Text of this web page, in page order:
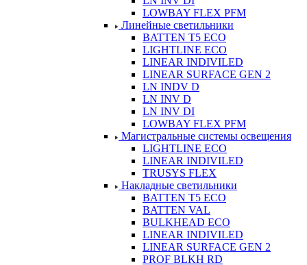
LOWBAY FLEX PFM
Линейные светильники
BATTEN T5 ECO
LIGHTLINE ECO
LINEAR INDIVILED
LINEAR SURFACE GEN 2
LN INDV D
LN INV D
LN INV DI
LOWBAY FLEX PFM
Магистральные системы освещения
LIGHTLINE ECO
LINEAR INDIVILED
TRUSYS FLEX
Накладные светильники
BATTEN T5 ECO
BATTEN VAL
BULKHEAD ECO
LINEAR INDIVILED
LINEAR SURFACE GEN 2
PROF BLKH RD